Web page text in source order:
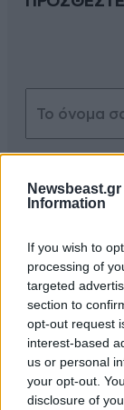
Newsbeast.gr
Information
If you wish to
processing of
targeted
section to
opt-out request
interest-based
us or personal
your opt-out.
disclosure of
Διαβάστε και
Μίχας